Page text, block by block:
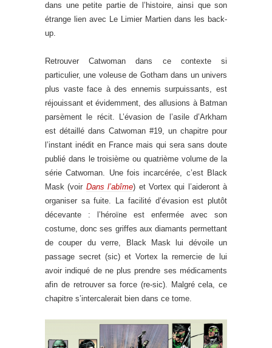
dans une petite partie de l’histoire, ainsi que son
étrange lien avec Le Limier Martien dans les back-
up.
Retrouver Catwoman dans ce contexte si
particulier, une voleuse de Gotham dans un univers
plus vaste face à des ennemis surpuissants, est
réjouissant et évidemment, des allusions à Batman
parsèment le récit. L’évasion de l’asile d’Arkham
est détaillé dans Catwoman #19, un chapitre pour
l’instant inédit en France mais qui sera sans doute
publié dans le troisième ou quatrième volume de la
série Catwoman. Une fois incarcérée, c’est Black
Mask (voir Dans l’abîme) et Vortex qui l’aideront à
organiser sa fuite. La facilité d’évasion est plutôt
décevante : l’héroïne est enfermée avec son
costume, donc ses griffes aux diamants permettant
de couper du verre, Black Mask lui dévoile un
passage secret (sic) et Vortex la remercie de lui
avoir indiqué de ne plus prendre ses médicaments
afin de retrouver sa force (re-sic). Malgré cela, ce
chapitre s’intercalerait bien dans ce tome.